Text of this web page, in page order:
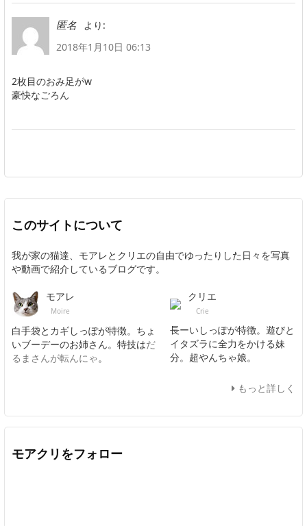
匿名
より:
2018年1月10日 06:13
2枚目のおみ足がw
豪快なごろん
このサイトについて
我が家の猫達、モアレとクリエの自由でゆったりした日々を写真
や動画で紹介しているブログです。
モアレ
Moire
白手袋とカギしっぽが特徴。ちょ
いブーデーのお姉さん。特技はだ
るまさんが転んにゃ。
クリエ
Crie
長ーいしっぽが特徴。遊びと
イタズラに全力をかける妹
分。超やんちゃ娘。
もっと詳しく
モアクリをフォロー